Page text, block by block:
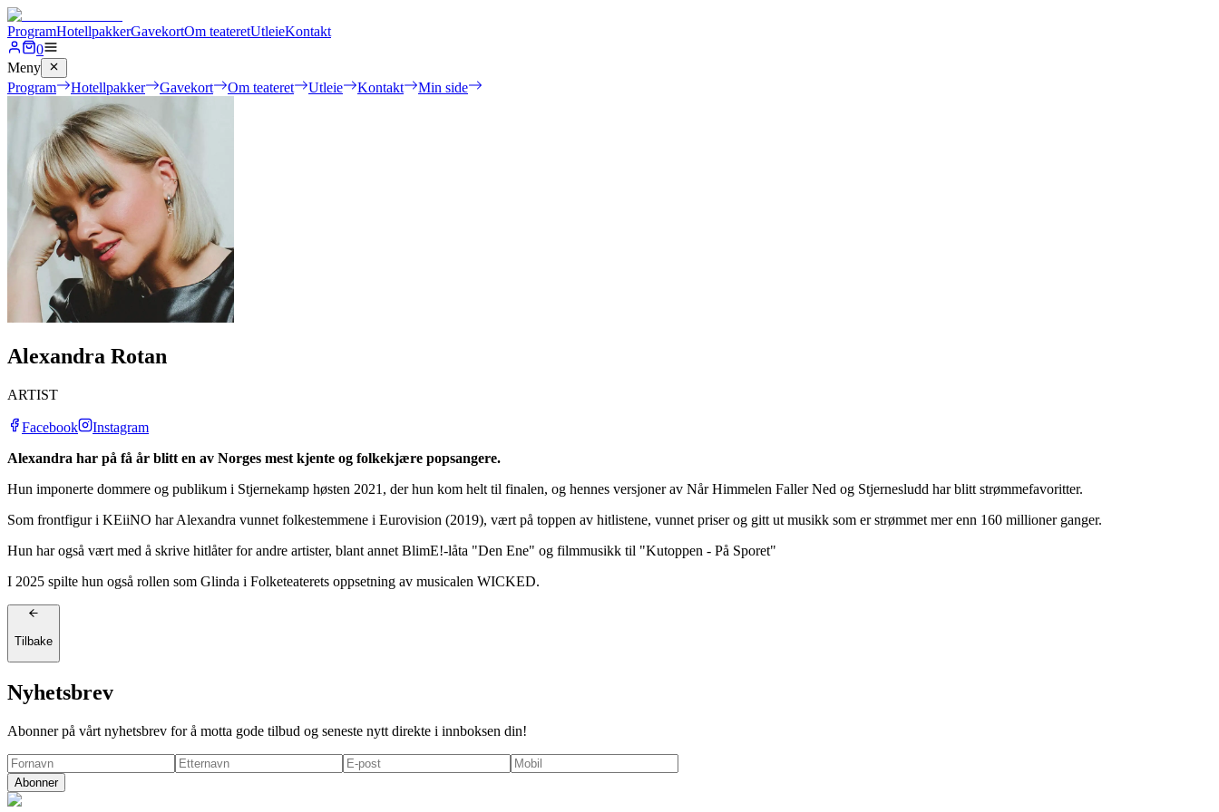
ProgramHotellpakkerGavekortOm teateretUtleieKontakt
0
Meny
Program
Hotellpakker Gavekort Om teateret Utleie Kontakt Min side
Alexandra Rotan
ARTIST
Facebook
Instagram
Alexandra har på få år blitt en av Norges mest kjente og folkekjære popsangere.
Hun imponerte dommere og publikum i Stjernekamp høsten 2021, der hun kom helt til finalen, og hennes versjoner av Når Himmelen Faller Ned og Stjernesludd har blitt strømmefavoritter.
Som frontfigur i KEiiNO har Alexandra vunnet folkestemmene i Eurovision (2019), vært på toppen av hitlistene, vunnet priser og gitt ut musikk som er strømmet mer enn 160 millioner ganger.
Hun har også vært med å skrive hitlåter for andre artister, blant annet BlimE!-låta "Den Ene" og filmmusikk til "Kutoppen - På Sporet"
I 2025 spilte hun også rollen som Glinda i Folketeaterets oppsetning av musicalen WICKED.
Tilbake
Nyhetsbrev
Abonner på vårt nyhetsbrev for å motta gode tilbud og seneste nytt direkte i innboksen din!
Abonner